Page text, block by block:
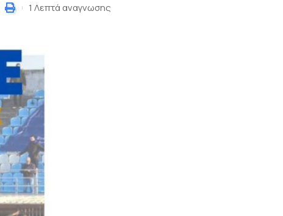
1 Λεπτά αναγνωσης